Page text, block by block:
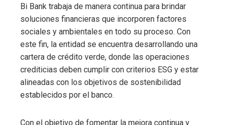
Bi Bank trabaja de manera continua para brindar
soluciones financieras que incorporen factores
sociales y ambientales en todo su proceso. Con
este fin, la entidad se encuentra desarrollando una
cartera de crédito verde, donde las operaciones
crediticias deben cumplir con criterios ESG y estar
alineadas con los objetivos de sostenibilidad
establecidos por el banco.
Con el objetivo de fomentar la mejora continua y